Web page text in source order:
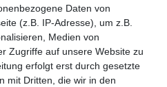
Kontakt
Daten von
(z.B. IP-Adresse), um z.B.
Medien von
Zugriffe auf unsere Website zu
erfolgt erst durch gesetzte
mit Dritten, die wir in den